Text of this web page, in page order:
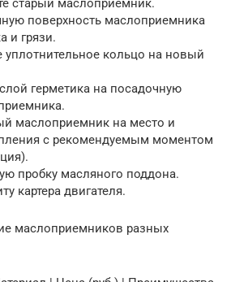
старый маслоприемник.
поверхность маслоприемника
и грязи.
уплотнительное кольцо на новый
герметика на посадочную
маслоприемник на место и
с рекомендуемым моментом
пробку масляного поддона.
картера двигателя.
маслоприемников разных